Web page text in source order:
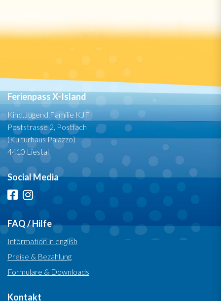
Ferienpass X-Island
Kind.Jugend.Familie KJF
Poststrasse 2, Postfach
(Kulturhaus Palazzo)
4410 Liestal
Social Media
FAQ / Hilfe
Information in english
Preise & Bezahlung
Formulare & Downloads
Kontakt